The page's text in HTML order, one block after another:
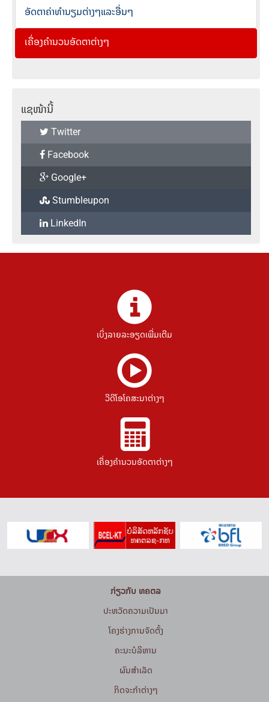
ອັດຕາຄ່າທຳນຽມຕ່າງໆແລະອື່ນໆ
ເຄື່ອງຄຳນວນອັດຕາຕ່າງໆ
ແຊໜ້ານີ້
Twitter
Facebook
Google+
Stumbleupon
LinkedIn
ເບິ່ງລາຍລະອຽດເພີ່ມເຕີມ
ວີດີໂອໂຄສະນາຕ່າງໆ
ເຄື່ອງຄຳນວນອັດຕາຕ່າງໆ
ກ່ຽວກັບ ທຄຕລ
ປະຫວັດຄວາມເປັນມາ
ໂຄງຮ່າງການຈັດຕັ້ງ
ຄະນະບໍລິຫານ
ຜົນສຳເລັດ
ກິດຈະກໍາຕ່າງໆ